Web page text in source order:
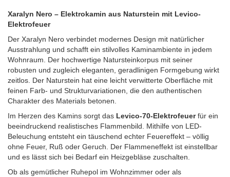
Xaralyn Nero – Elektrokamin aus Naturstein mit Levico-
Elektrofeuer
Der Xaralyn Nero verbindet modernes Design mit natürlicher
Ausstrahlung und schafft ein stilvolles Kaminambiente in jedem
Wohnraum. Der hochwertige Natursteinkorpus mit seiner
robusten und zugleich eleganten, geradlinigen Formgebung wirkt
zeitlos. Der Naturstein hat eine leicht verwitterte Oberfläche mit
feinen Farb- und Strukturvariationen, die den authentischen
Charakter des Materials betonen.
Im Herzen des Kamins sorgt das Levico-70-Elektrofeuerfür ein
beeindruckend realistisches Flammenbild. Mithilfe von LED-
Beleuchung entsteht ein täuschend echter Feuer­effekt – völlig
ohne Feuer, Ruß oder Geruch. Der Flammeneffekt ist einstellbar
und es lässt sich bei Bedarf ein Heizgebläse zuschalten.
Ob als gemütlicher Ruhepol im Wohnzimmer oder als